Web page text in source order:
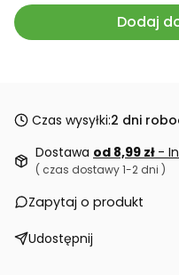
Dodaj
Czas wysyłki:2 dni
Dostawa od 8,99 zł -
( czas dostawy 1-2 dni )
Zapytaj o produkt
Udostępnij